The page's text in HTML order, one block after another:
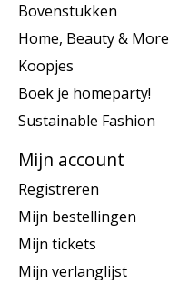
Bovenstukken
Home, Beauty & More
Koopjes
Boek je homeparty!
Sustainable Fashion
Mijn account
Registreren
Mijn bestellingen
Mijn tickets
Mijn verlanglijst